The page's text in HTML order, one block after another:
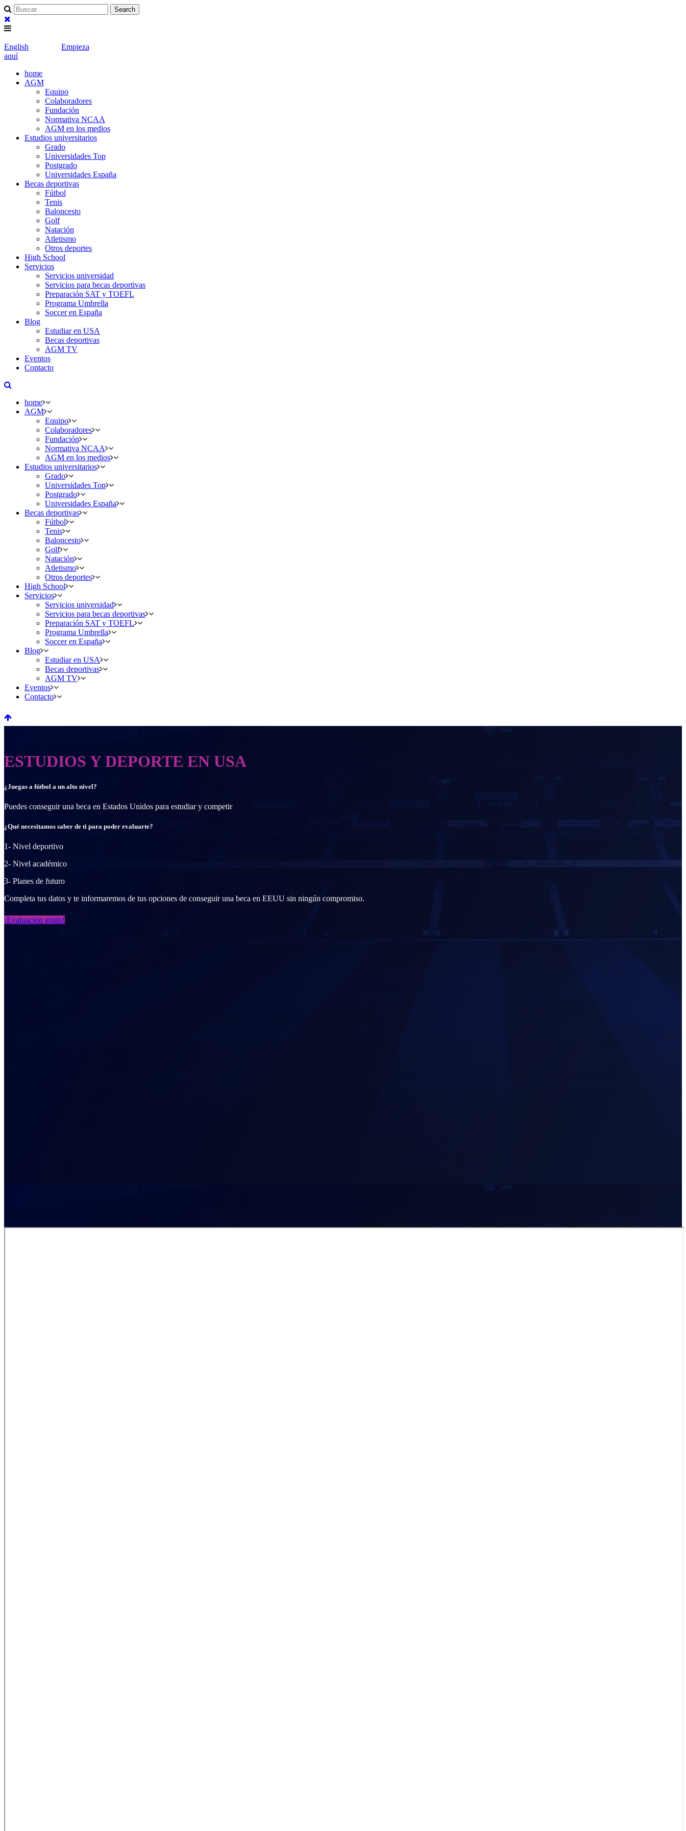
English
Empieza
aquí
home
AGM
Equipo
Colaboradores
Fundación
Normativa NCAA
AGM en los medios
Estudios universitarios
Grado
Universidades Top
Postgrado
Universidades España
Becas deportivas
Fútbol
Tenis
Baloncesto
Golf
Natación
Atletismo
Otros deportes
High School
Servicios
Servicios universidad
Servicios para becas deportivas
Preparación SAT y TOEFL
Programa Umbrella
Soccer en España
Blog
Estudiar en USA
Becas deportivas
AGM TV
Eventos
Contacto
home
AGM
Equipo
Colaboradores
Fundación
Normativa NCAA
AGM en los medios
Estudios universitarios
Grado
Universidades Top
Postgrado
Universidades España
Becas deportivas
Fútbol
Tenis
Baloncesto
Golf
Natación
Atletismo
Otros deportes
High School
Servicios
Servicios universidad
Servicios para becas deportivas
Preparación SAT y TOEFL
Programa Umbrella
Soccer en España
Blog
Estudiar en USA
Becas deportivas
AGM TV
Eventos
Contacto
ESTUDIOS Y DEPORTE EN USA
¿Juegas a fútbol a un alto nivel?
Puedes conseguir una beca en Estados Unidos para estudiar y competir
¿Qué necesitamos saber de ti para poder evaluarte?
1- Nivel deportivo
2- Nivel académico
3- Planes de futuro
Completa tus datos y te informaremos de tus opciones de conseguir una beca en EEUU sin ningún compromiso.
¡Evaluación gratis!